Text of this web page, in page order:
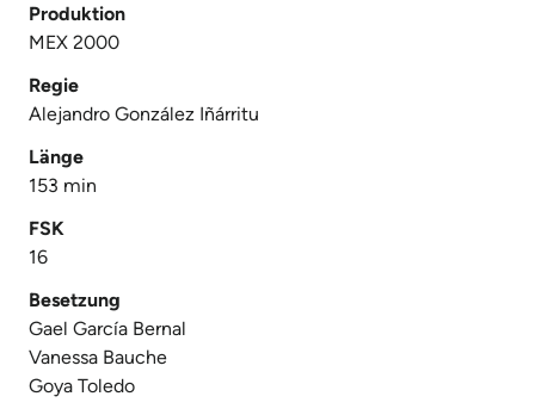
Produktion
MEX 2000
Regie
Alejandro González Iñárritu
Länge
153 min
FSK
16
Besetzung
Gael García Bernal
Vanessa Bauche
Goya Toledo